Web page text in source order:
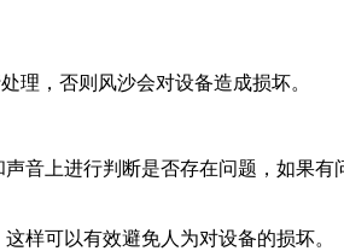
理，否则风沙会对设备造成损坏。
音上进行判断是否存在问题，如果
样可以有效避免人为对设备的损坏。